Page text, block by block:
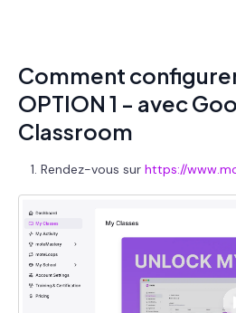
Comment
OPTION 1 - avec
Classroom
Rendez-vous sur https://